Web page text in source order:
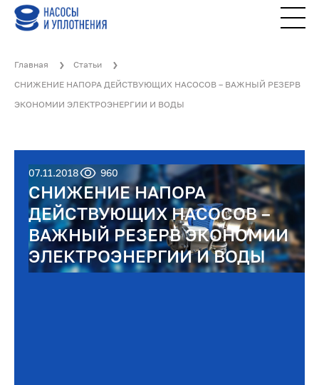
Главная
Статьи
СНИЖЕНИЕ НАПОРА ДЕЙСТВУЮЩИХ НАСОСОВ – ВАЖНЫЙ РЕЗЕРВ
ЭКОНОМИИ ЭЛЕКТРОЭНЕРГИИ И ВОДЫ
07.11.2018 960
СНИЖЕНИЕ НАПОРА
ДЕЙСТВУЮЩИХ НАСОСОВ –
ВАЖНЫЙ РЕЗЕРВ ЭКОНОМИИ
ЭЛЕКТРОЭНЕРГИИ И ВОДЫ